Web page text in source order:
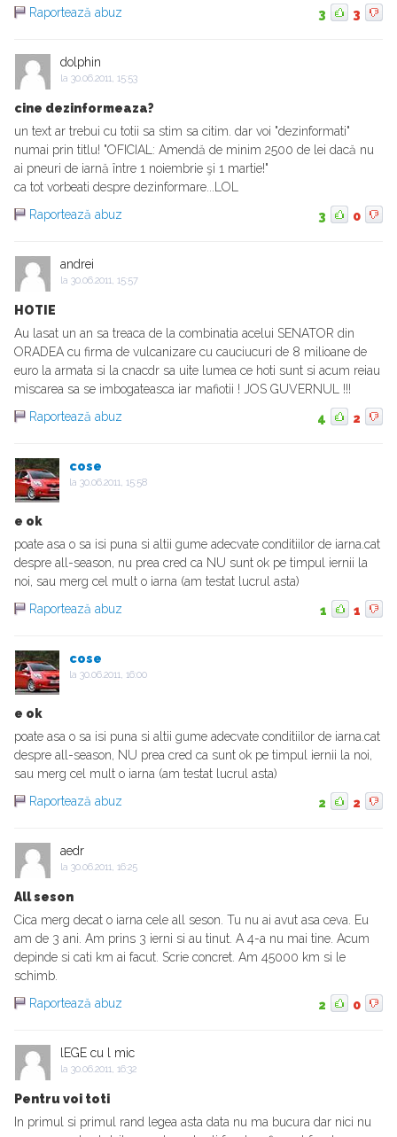
Raportează abuz
3 3
dolphin
la 30.06.2011, 15:53
cine dezinformeaza?
un text ar trebui cu totii sa stim sa citim. dar voi "dezinformati"
numai prin titlu! "OFICIAL: Amendă de minim 2500 de lei dacă nu
ai pneuri de iarnă între 1 noiembrie şi 1 martie!"
ca tot vorbeati despre dezinformare...LOL
Raportează abuz
3 0
andrei
la 30.06.2011, 15:57
HOTIE
Au lasat un an sa treaca de la combinatia acelui SENATOR din
ORADEA cu firma de vulcanizare cu cauciucuri de 8 milioane de
euro la armata si la cnacdr sa uite lumea ce hoti sunt si acum reiau
miscarea sa se imbogateasca iar mafiotii ! JOS GUVERNUL !!!
Raportează abuz
4 2
cose
la 30.06.2011, 15:58
e ok
poate asa o sa isi puna si altii gume adecvate conditiilor de iarna.cat
despre all-season, nu prea cred ca NU sunt ok pe timpul iernii la
noi, sau merg cel mult o iarna (am testat lucrul asta)
Raportează abuz
1 1
cose
la 30.06.2011, 16:00
e ok
poate asa o sa isi puna si altii gume adecvate conditiilor de iarna.cat
despre all-season, NU prea cred ca sunt ok pe timpul iernii la noi,
sau merg cel mult o iarna (am testat lucrul asta)
Raportează abuz
2 2
aedr
la 30.06.2011, 16:25
All seson
Cica merg decat o iarna cele all seson. Tu nu ai avut asa ceva. Eu
am de 3 ani. Am prins 3 ierni si au tinut. A 4-a nu mai tine. Acum
depinde si cati km ai facut. Scrie concret. Am 45000 km si le
schimb.
Raportează abuz
2 0
lEGE cu l mic
la 30.06.2011, 16:32
Pentru voi toti
In primul si primul rand legea asta data nu ma bucura dar nici nu